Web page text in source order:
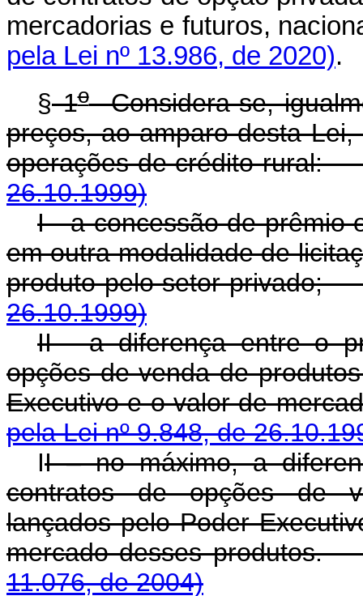
mercadorias e futuros,
pela Lei nº 13.986, de 2020).
§1oConsidera-se,
preços, ao amparo desta
operações de crédito
26.10.1999)
I - a concessão de prêmio
em outra modalidade de
produto pelo setor
26.10.1999)
II - a diferença entre o
opções de venda de
Executivo e o valor de
pela Lei nº 9.848, de
II – no máximo, a
contratos de opções de
lançados pelo Poder
mercado desses
11.076, de 2004)